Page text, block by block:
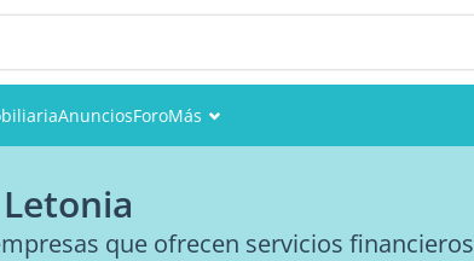
AnunciosForoMás
que ofrecen servicios financieros